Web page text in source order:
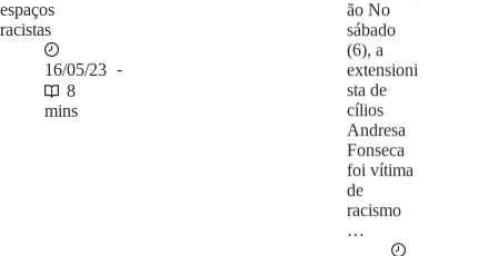
espaços
racistas
16/05/23
8
mins
ão No
sábado
(6), a
extensioni
sta de
cílios
Andresa
Fonseca
foi vítima
de
racismo
…